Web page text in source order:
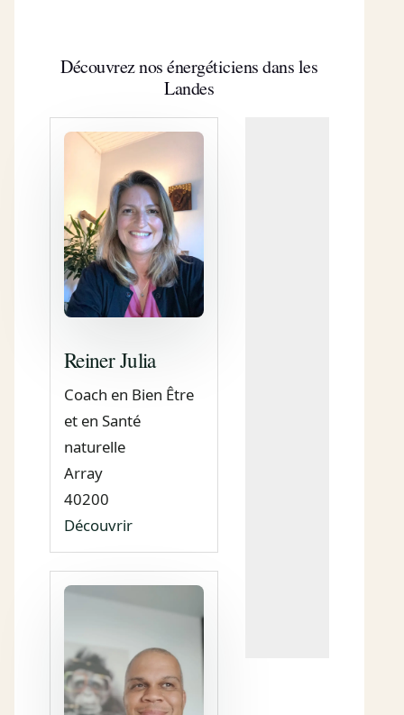
Découvrez nos énergéticiens dans les
Landes
Reiner Julia
Coach en Bien Être
et en Santé
naturelle
Array
40200
Découvrir